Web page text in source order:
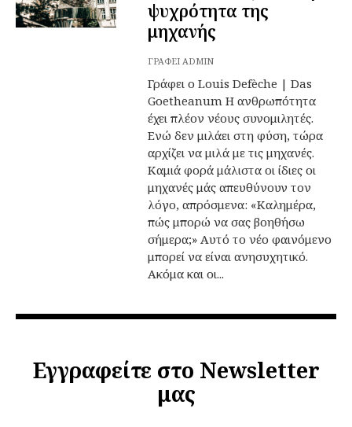
ψυχρότητα της
μηχανής
ΓΡΆΦΕΙ ADMIN
Γράφει ο Louis Defèche | Das
Goetheanum Η ανθρωπότητα
έχει πλέον νέους συνομιλητές.
Ενώ δεν μιλάει στη φύση, τώρα
αρχίζει να μιλά με τις μηχανές.
Καμιά φορά μάλιστα οι ίδιες οι
μηχανές μάς απευθύνουν τον
λόγο, απρόσμενα: «Καλημέρα,
πώς μπορώ να σας βοηθήσω
σήμερα;» Αυτό το νέο φαινόμενο
μπορεί να είναι ανησυχητικό.
Ακόμα και οι...
Εγγραφείτε στο Newsletter
μας